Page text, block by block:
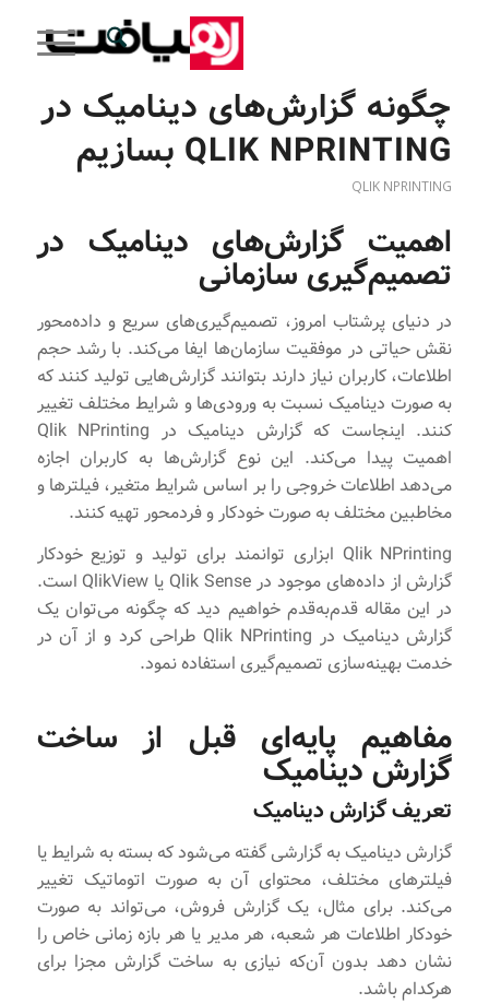
چگونه گزارش‌های دینامیک در
QLIK NPRINTING بسازیم
QLIK NPRINTING
اهمیت گزارش‌های دینامیک در
تصمیم‌گیری سازمانی
در دنیای پرشتاب امروز، تصمیم‌گیری‌های سریع و داده‌محور
نقش حیاتی در موفقیت سازمان‌ها ایفا می‌کند. با رشد حجم
اطلاعات، کاربران نیاز دارند بتوانند گزارش‌هایی تولید کنند که
به صورت دینامیک نسبت به ورودی‌ها و شرایط مختلف تغییر
کنند. اینجاست که گزارش دینامیک در Qlik NPrinting
اهمیت پیدا می‌کند. این نوع گزارش‌ها به کاربران اجازه
می‌دهد اطلاعات خروجی را بر اساس شرایط متغیر، فیلترها و
مخاطبین مختلف به صورت خودکار و فرد‌محور تهیه کنند.
Qlik NPrinting ابزاری توانمند برای تولید و توزیع خودکار
گزارش از داده‌های موجود در Qlik Sense یا QlikView است.
در این مقاله قدم‌به‌قدم خواهیم دید که چگونه می‌توان یک
گزارش دینامیک در Qlik NPrinting طراحی کرد و از آن در
خدمت بهینه‌سازی تصمیم‌گیری استفاده نمود.
مفاهیم پایه‌ای قبل از ساخت
گزارش دینامیک
تعریف گزارش دینامیک
گزارش دینامیک به گزارشی گفته می‌شود که بسته به شرایط یا
فیلترهای مختلف، محتوای آن به صورت اتوماتیک تغییر
می‌کند. برای مثال، یک گزارش فروش، می‌تواند به صورت
خودکار اطلاعات هر شعبه، هر مدیر یا هر بازه زمانی خاص را
نشان دهد بدون آن‌که نیازی به ساخت گزارش مجزا برای
هرکدام باشد.